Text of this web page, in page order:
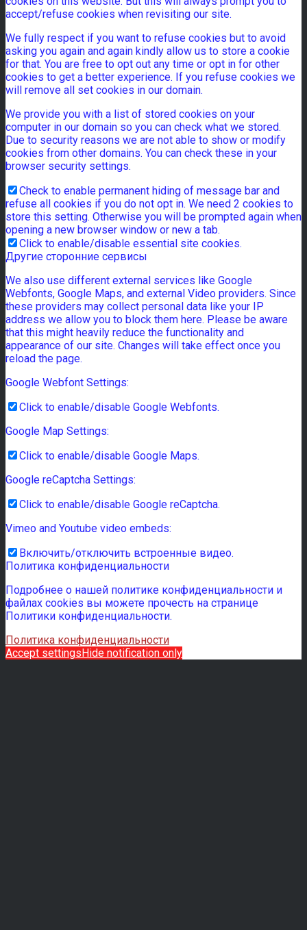
accept/refuse cookies when revisiting our site.
We fully respect if you want to refuse cookies but to avoid
asking you again and again kindly allow us to store a cookie
for that. You are free to opt out any time or opt in for other
cookies to get a better experience. If you refuse cookies we
will remove all set cookies in our domain.
We provide you with a list of stored cookies on your
computer in our domain so you can check what we stored.
Due to security reasons we are not able to show or modify
cookies from other domains. You can check these in your
browser security settings.
Check to enable permanent hiding of message bar and
refuse all cookies if you do not opt in. We need 2 cookies to
store this setting. Otherwise you will be prompted again when
opening a new browser window or new a tab.
Click to enable/disable essential site cookies.
Другие сторонние сервисы
We also use different external services like Google
Webfonts, Google Maps, and external Video providers. Since
these providers may collect personal data like your IP
address we allow you to block them here. Please be aware
that this might heavily reduce the functionality and
appearance of our site. Changes will take effect once you
reload the page.
Google Webfont Settings:
Click to enable/disable Google Webfonts.
Google Map Settings:
Click to enable/disable Google Maps.
Google reCaptcha Settings:
Click to enable/disable Google reCaptcha.
Vimeo and Youtube video embeds:
Включить/отключить встроенные видео.
Политика конфиденциальности
Подробнее о нашей политике конфиденциальности и
файлах cookies вы можете прочесть на странице
Политики конфиденциальности.
Политика конфиденциальности
Accept settingsHide notification only